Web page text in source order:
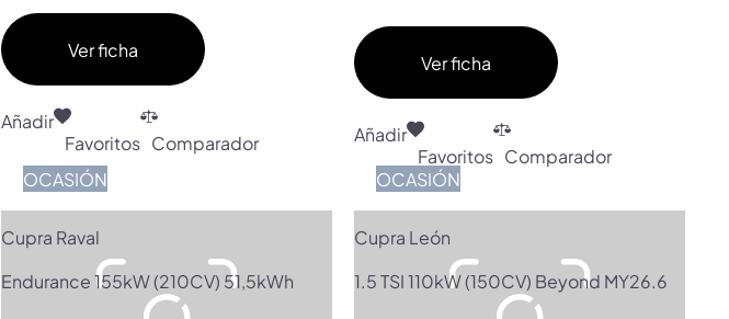
Ver ficha
Añadir
Favoritos Comparador
Ver ficha
Añadir
Favoritos Comparador
OCASIÓN
Cupra Raval
Endurance 155kW (210CV) 51,5kWh
OCASIÓN
Cupra León
1.5 TSI 110kW (150CV) Beyond MY26.6